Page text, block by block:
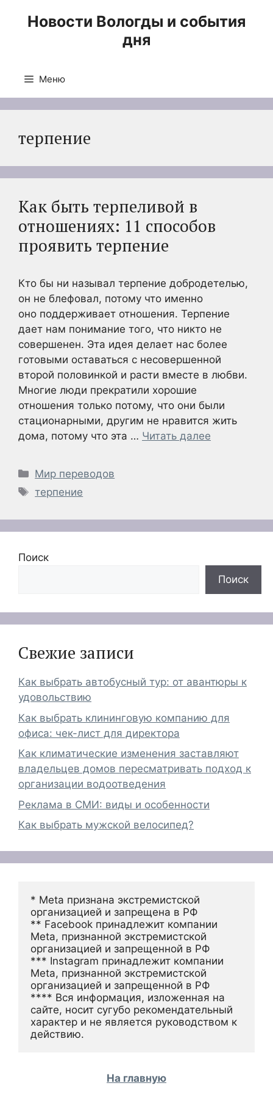
Новости Вологды и события
дня
Меню
терпение
Как быть терпеливой в
отношениях: 11 способов
проявить терпение
Кто бы ни называл терпение добродетелью,
он не блефовал, потому что именно
оно поддерживает отношения. Терпение
дает нам понимание того, что никто не
совершенен. Эта идея делает нас более
готовыми оставаться с несовершенной
второй половинкой и расти вместе в любви.
Многие люди прекратили хорошие
отношения только потому, что они были
стационарными, другим не нравится жить
дома, потому что эта … Читать далее
Рубрики
Мир переводов
Метки
терпение
Поиск
Поиск
Свежие записи
Как выбрать автобусный тур: от авантюры к
удовольствию
Как выбрать клининговую компанию для
офиса: чек-лист для директора
Как климатические изменения заставляют
владельцев домов пересматривать подход к
организации водоотведения
Реклама в СМИ: виды и особенности
Как выбрать мужской велосипед?
* Meta признана экстремистской
организацией и запрещена в РФ
** Facebook принадлежит компании
Meta, признанной экстремистской
организацией и запрещенной в РФ
*** Instagram принадлежит компании
Meta, признанной экстремистской
организацией и запрещенной в РФ
**** Вся информация, изложенная на
сайте, носит сугубо рекомендательный
характер и не является руководством к
действию.
На главную